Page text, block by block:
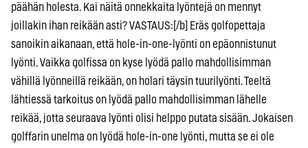
päähän holesta. Kai näitä onnekkaita lyöntejä on mennyt
joillakin ihan reikään asti? VASTAUS:[/b] Eräs golfopettaja
sanoikin aikanaan, että hole-in-one-lyönti on epäonnistunut
lyönti. Vaikka golfissa on kyse lyödä pallo mahdollisimman
vähillä lyönneillä reikään, on holari täysin tuurilyönti. Teeltä
lähtiessä tarkoitus on lyödä pallo mahdollisimman lähelle
reikää, jotta seuraava lyönti olisi helppo putata sisään. Jokaisen
golffarin unelma on lyödä hole-in-one lyönti, mutta se ei ole